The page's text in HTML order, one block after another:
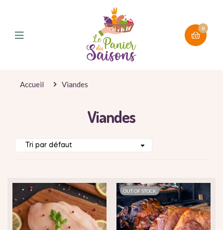
0
Accueil Viandes
Viandes
OUT OF STOCK